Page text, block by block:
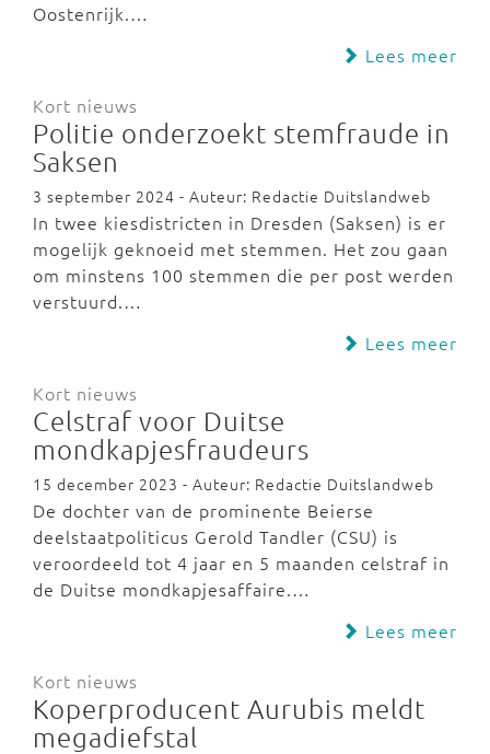
Oostenrijk.…
Lees meer
Kort nieuws
Politie onderzoekt stemfraude in
Saksen
3 september 2024 - Auteur: Redactie Duitslandweb
In twee kiesdistricten in Dresden (Saksen) is er
mogelijk geknoeid met stemmen. Het zou gaan
om minstens 100 stemmen die per post werden
verstuurd.…
Lees meer
Kort nieuws
Celstraf voor Duitse
mondkapjesfraudeurs
15 december 2023 - Auteur: Redactie Duitslandweb
De dochter van de prominente Beierse
deelstaatpoliticus Gerold Tandler (CSU) is
veroordeeld tot 4 jaar en 5 maanden celstraf in
de Duitse mondkapjesaffaire.…
Lees meer
Kort nieuws
Koperproducent Aurubis meldt
megadiefstal